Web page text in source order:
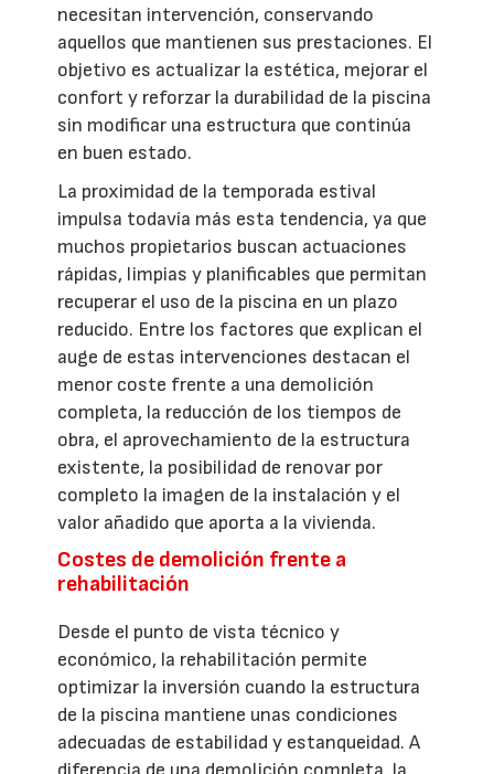
necesitan intervención, conservando
aquellos que mantienen sus prestaciones. El
objetivo es actualizar la estética, mejorar el
confort y reforzar la durabilidad de la piscina
sin modificar una estructura que continúa
en buen estado.
La proximidad de la temporada estival
impulsa todavía más esta tendencia, ya que
muchos propietarios buscan actuaciones
rápidas, limpias y planificables que permitan
recuperar el uso de la piscina en un plazo
reducido. Entre los factores que explican el
auge de estas intervenciones destacan el
menor coste frente a una demolición
completa, la reducción de los tiempos de
obra, el aprovechamiento de la estructura
existente, la posibilidad de renovar por
completo la imagen de la instalación y el
valor añadido que aporta a la vivienda.
Costes de demolición frente a
rehabilitación
Desde el punto de vista técnico y
económico, la rehabilitación permite
optimizar la inversión cuando la estructura
de la piscina mantiene unas condiciones
adecuadas de estabilidad y estanqueidad. A